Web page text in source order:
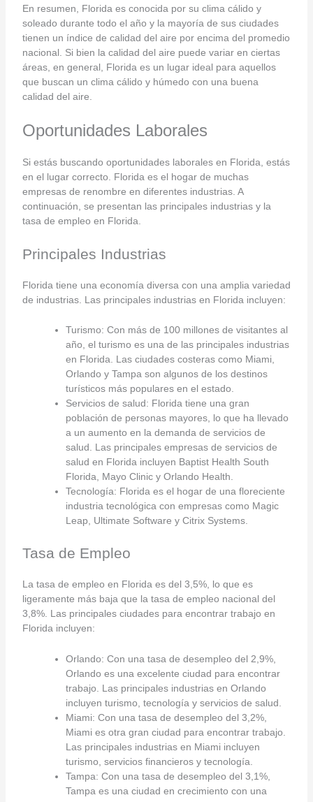
En resumen, Florida es conocida por su clima cálido y
soleado durante todo el año y la mayoría de sus ciudades
tienen un índice de calidad del aire por encima del promedio
nacional. Si bien la calidad del aire puede variar en ciertas
áreas, en general, Florida es un lugar ideal para aquellos
que buscan un clima cálido y húmedo con una buena
calidad del aire.
Oportunidades Laborales
Si estás buscando oportunidades laborales en Florida, estás
en el lugar correcto. Florida es el hogar de muchas
empresas de renombre en diferentes industrias. A
continuación, se presentan las principales industrias y la
tasa de empleo en Florida.
Principales Industrias
Florida tiene una economía diversa con una amplia variedad
de industrias. Las principales industrias en Florida incluyen:
Turismo: Con más de 100 millones de visitantes al
año, el turismo es una de las principales industrias
en Florida. Las ciudades costeras como Miami,
Orlando y Tampa son algunos de los destinos
turísticos más populares en el estado.
Servicios de salud: Florida tiene una gran
población de personas mayores, lo que ha llevado
a un aumento en la demanda de servicios de
salud. Las principales empresas de servicios de
salud en Florida incluyen Baptist Health South
Florida, Mayo Clinic y Orlando Health.
Tecnología: Florida es el hogar de una floreciente
industria tecnológica con empresas como Magic
Leap, Ultimate Software y Citrix Systems.
Tasa de Empleo
La tasa de empleo en Florida es del 3,5%, lo que es
ligeramente más baja que la tasa de empleo nacional del
3,8%. Las principales ciudades para encontrar trabajo en
Florida incluyen:
Orlando: Con una tasa de desempleo del 2,9%,
Orlando es una excelente ciudad para encontrar
trabajo. Las principales industrias en Orlando
incluyen turismo, tecnología y servicios de salud.
Miami: Con una tasa de desempleo del 3,2%,
Miami es otra gran ciudad para encontrar trabajo.
Las principales industrias en Miami incluyen
turismo, servicios financieros y tecnología.
Tampa: Con una tasa de desempleo del 3,1%,
Tampa es una ciudad en crecimiento con una